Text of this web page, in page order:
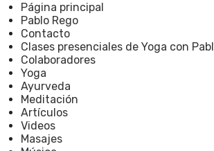
Página principal
Pablo Rego
Contacto
Clases presenciales de Yoga con
Colaboradores
Yoga
Ayurveda
Meditación
Artículos
Videos
Masajes